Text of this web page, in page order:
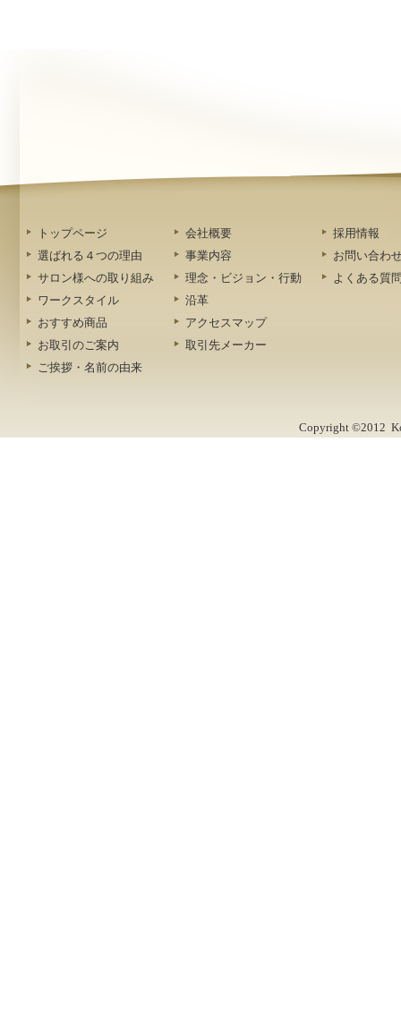
トップページ
選ばれる４つの理由
サロン様への取り組み
ワークスタイル
おすすめ商品
お取引のご案内
ご挨拶・名前の由来
会社概要
事業内容
理念・ビジョン・行動
沿革
アクセスマップ
取引先メーカー
採用情報
お問い合わ
よくある質
Copyright ©2012